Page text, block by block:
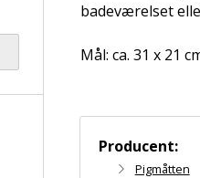
badeværelset
Mål: ca. 31 x 21
Producent:
Pigmåtten